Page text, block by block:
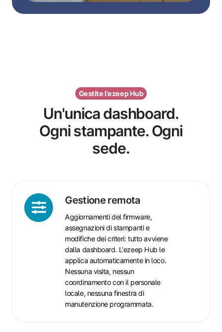
Gestite l'ezeep Hub
Un'unica dashboard.
Ogni stampante. Ogni
sede.
Gestione remota
Aggiornamenti del firmware,
assegnazioni di stampanti e
modifiche dei criteri: tutto avviene
dalla dashboard. L'ezeep Hub le
applica automaticamente in loco.
Nessuna visita, nessun
coordinamento con il personale
locale, nessuna finestra di
manutenzione programmata.
Gestione
remota